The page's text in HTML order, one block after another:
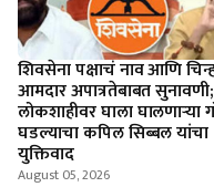
शिवसेना पक्षाचं नाव आणि
आमदार अपात्रतेबाबत सुनावणी;
लोकशाहीवर घाला घालणाऱ्या
घडल्याचा कपिल सिब्बल यांचा
युक्तिवाद
August 05, 2026